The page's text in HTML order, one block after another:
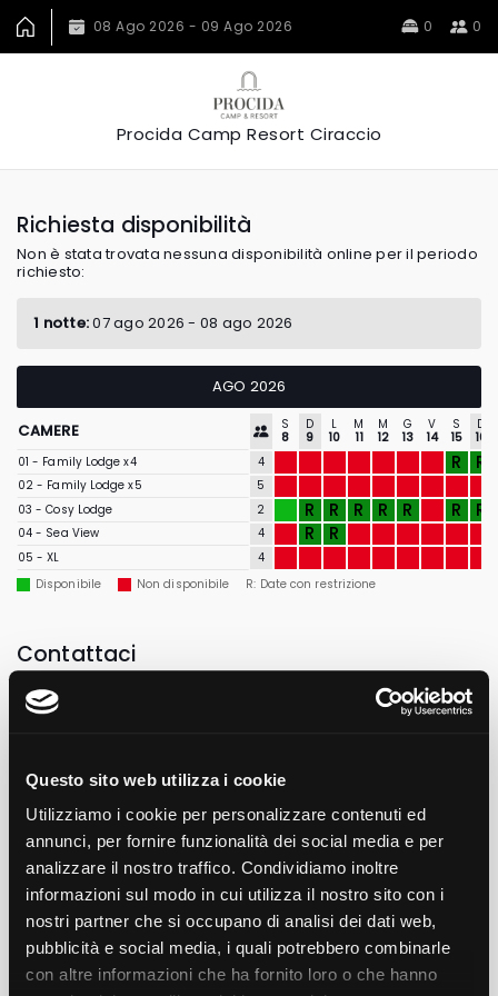
Questo sito web utilizza i cookie
Utilizziamo i cookie per personalizzare contenuti ed
annunci, per fornire funzionalità dei social media e per
analizzare il nostro traffico. Condividiamo inoltre
informazioni sul modo in cui utilizza il nostro sito con i
nostri partner che si occupano di analisi dei dati web,
pubblicità e social media, i quali potrebbero combinarle
con altre informazioni che ha fornito loro o che hanno
08 Ago 2026 - 09 Ago 2026 0 0
Procida Camp Resort Ciraccio
Richiesta disponibilità
Non è stata trovata nessuna disponibilità online per il periodo
richiesto:
1 notte:07 ago 2026 - 08 ago 2026
AGO 2026
CAMERE
S
8
D
9
L
10
M
11
M
12
G
13
V
14
S
15
D
16
01 - Family Lodge x4
4 R R
02 - Family Lodge x5
5
03 - Cosy Lodge
2 R R R R R R R
04 - Sea View 4 R R
05 - XL
4
Disponibile
Non disponibile R: Date con restrizione
Contattaci
Per il periodo richiesto potremmo avere qualche
disponibilità. Per contattarci compila il seguente modulo.
I campi contrassegnati con * sono obbligatori
Nome
Cognome
E-mail